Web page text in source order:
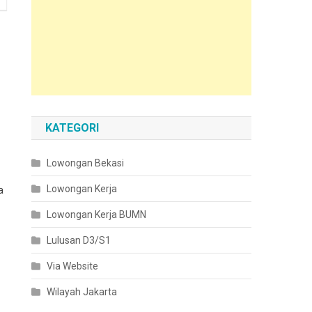
KATEGORI
Lowongan Bekasi
Lowongan Kerja
Lowongan Kerja BUMN
Lulusan D3/S1
Via Website
Wilayah Jakarta